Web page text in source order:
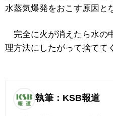
水蒸気爆発をおこす原因と
完全に火が消えたら水の
理方法にしたがって捨てて
執筆：KSB報道